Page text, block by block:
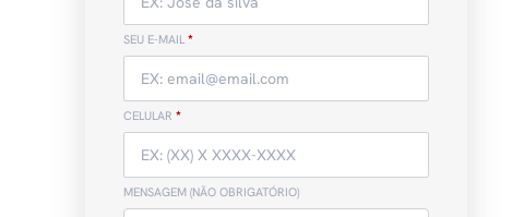
SEU E-MAIL *
CELULAR *
MENSAGEM (NÃO OBRIGATÓRIO)